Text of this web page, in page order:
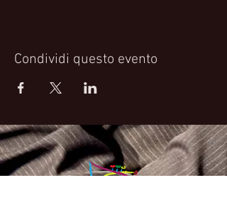
Condividi questo evento